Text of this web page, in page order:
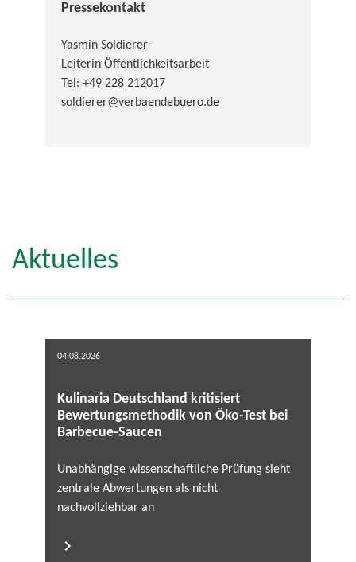
Pressekontakt
Yasmin Soldierer
Leiterin Öffentlichkeitsarbeit
Tel: +49 228 212017
soldierer@verbaendebuero.de
Aktuelles
04.08.2026
Kulinaria Deutschland kritisiert
Bewertungsmethodik von Öko-Test bei
Barbecue-Saucen
Unabhängige wissenschaftliche Prüfung sieht
zentrale Abwertungen als nicht
nachvollziehbar an